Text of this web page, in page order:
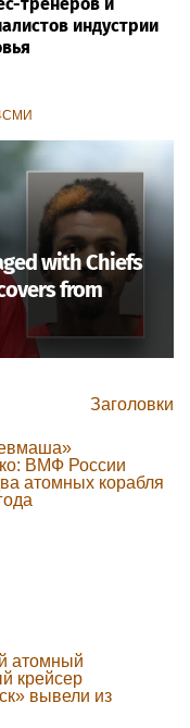
индустрии
with Chiefs
from
Заголовки
ВМФ России
атомных корабля
атомный
крейсер
вывели из